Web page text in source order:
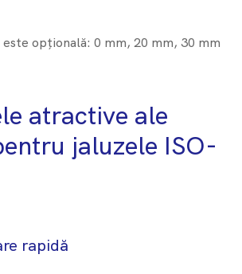
opțională: 0 mm, 20 mm, 30 mm
atractive ale
jaluzele ISO-
rapidă